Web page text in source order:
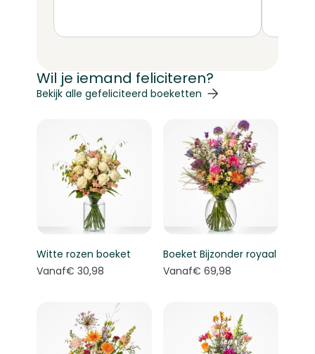
Wil je iemand feliciteren?
Navigeren door de elementen van de carrousel is
Druk om carrousel over te slaan
Bekijk alle gefeliciteerd boeketten
Witte rozen boeket
Vanaf€ 30,98
Boeket Bijzonder royaal
Vanaf€ 69,98